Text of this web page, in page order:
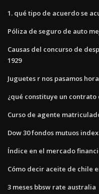
1. qué tipo de acuerdo se
Póliza de seguro de auto
Causas del concurso de
1929
Juguetes r nos pasamos
¿qué constituye un contrato
Curso de agente
Dow 30 fondos mutuos
Índice en el mercado
Cómo decir aceite de chile
3 meses bbsw rate australia